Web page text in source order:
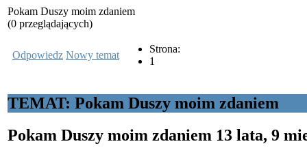
Pokam Duszy moim zdaniem
(0 przeglądających)
Odpowiedz Nowy temat
Strona:
1
TEMAT: Pokam Duszy moim zdaniem
Pokam Duszy moim zdaniem 13 lata, 9